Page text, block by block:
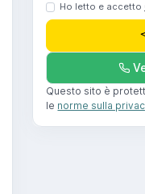
Ho letto e accetto
Questo sito è
le norme sulla